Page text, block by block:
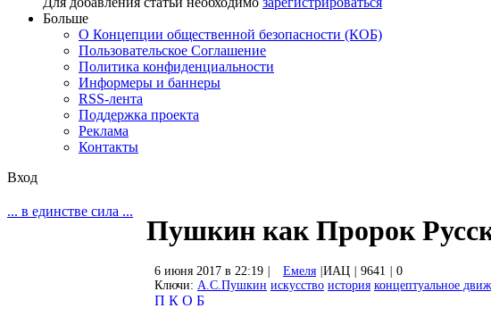
Больше
О Концепции общественной безопасности (КОБ)
Пользовательское Соглашение
Политика конфиденциальности
Информеры и баннеры
RSS-лента
Поддержка проекта
Реклама
Контакты
Вход
... в единстве сила ...
Пушкин как Пророк
6 июня 2017 в 22:19 Емеля ИАЦ 9641
0
Ключи: А.С.Пушкин искусство история концептуальное
П К О Б